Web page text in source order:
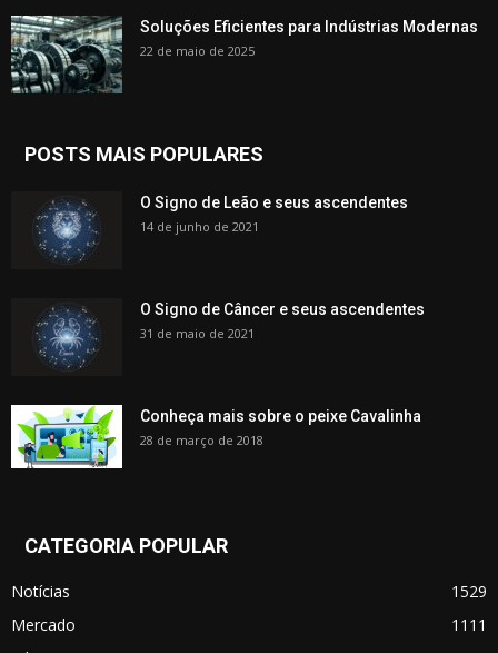
Soluções Eficientes para Indústrias Modernas
22 de maio de 2025
POSTS MAIS POPULARES
O Signo de Leão e seus ascendentes
14 de junho de 2021
O Signo de Câncer e seus ascendentes
31 de maio de 2021
Conheça mais sobre o peixe Cavalinha
28 de março de 2018
CATEGORIA POPULAR
Notícias
1529
Mercado
1111